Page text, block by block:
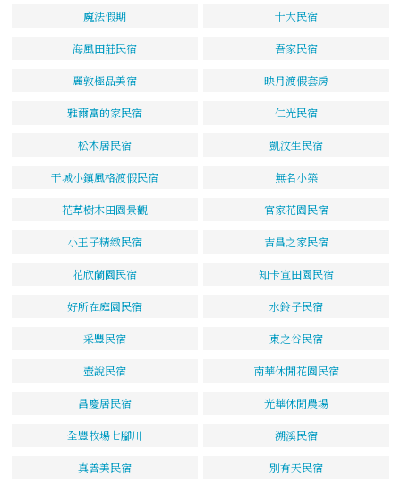
魔法假期 十大民宿
海風田莊民宿 吾家民宿
麗敦極品美宿 映月渡假套房
雅爾富的家民宿 仁光民宿
松木居民宿 凱汶生民宿
干城小鎮風格渡假民宿 無名小築
花草樹木田園景觀 官家花園民宿
小王子精緻民宿 吉昌之家民宿
花欣蘭園民宿 知卡宣田園民宿
好所在庭園民宿 水鈴子民宿
采豐民宿 東之谷民宿
壺說民宿 南華休閒花園民宿
昌慶居民宿 光華休閒農場
全豐牧場七腳川 溯溪民宿
真善美民宿 別有天民宿